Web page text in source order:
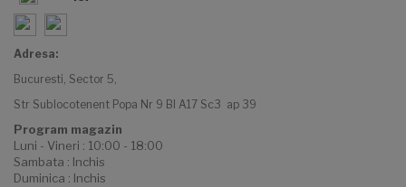
Adresa:
Bucuresti, Sector 5,
Str Sublocotenent Popa Nr 9 Bl A17 Sc3 ap 39
Program magazin
Luni - Vineri : 10:00 - 18:00
Sambata : Inchis
Duminica : Inchis